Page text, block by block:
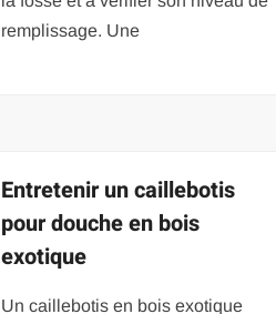
remplissage. Une
Entretenir un caillebotis
pour douche en bois
exotique
Un caillebotis en bois exotique